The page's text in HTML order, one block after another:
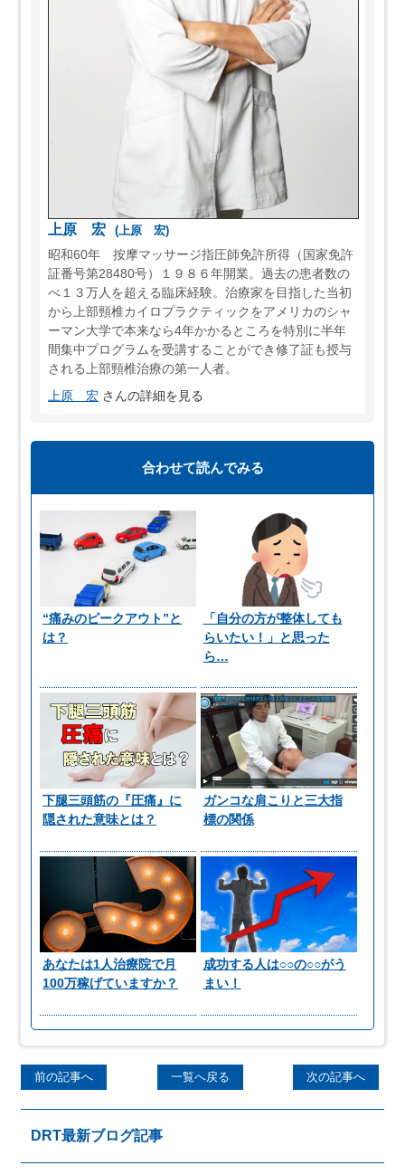
上原 宏
(上原 宏)
昭和60年 按摩マッサージ指圧師免許所得（国家免許
証番号第28480号）１９８６年開業。過去の患者数の
べ１３万人を超える臨床経験。治療家を目指した当初
から上部頸椎カイロプラクティックをアメリカのシャ
ーマン大学で本来なら4年かかるところを特別に半年
間集中プログラムを受講することができ修了証も授与
される上部頸椎治療の第一人者。
上原 宏 さんの詳細を見る
合わせて読んでみる
“痛みのピークアウト”と
は？
「自分の方が整体しても
らいたい！」と思った
ら…
下腿三頭筋の『圧痛』に
隠された意味とは？
ガンコな肩こりと三大指
標の関係
あなたは1人治療院で月
100万稼げていますか？
成功する人は○○の○○がう
まい！
前の記事へ 一覧へ戻る 次の記事へ
DRT最新ブログ記事